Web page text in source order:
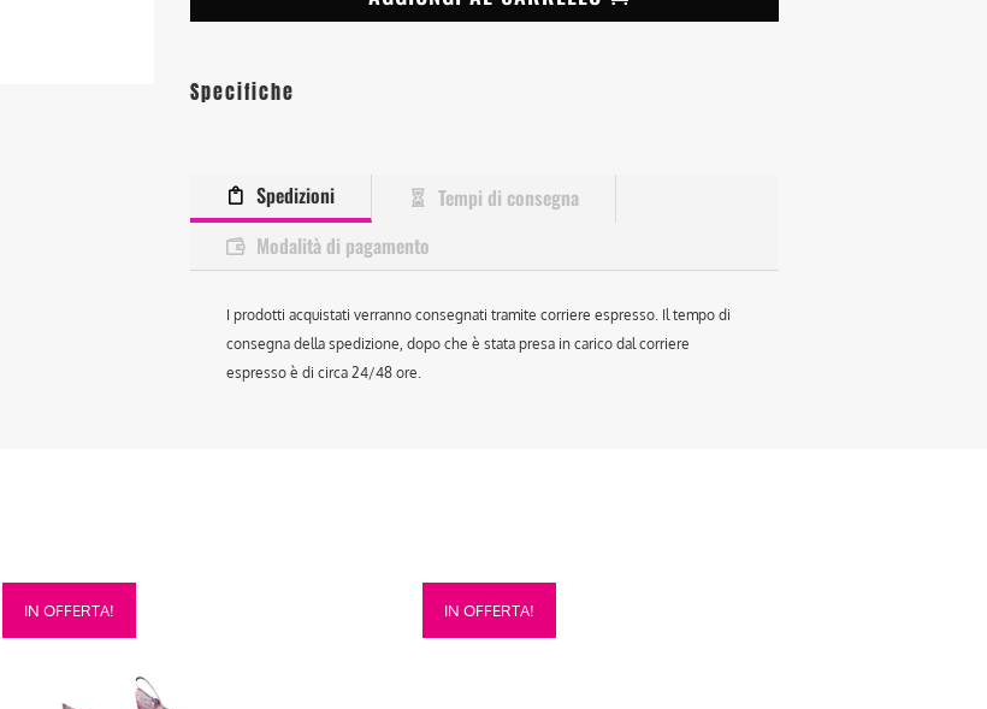
Specifiche
Spedizioni
Tempi di consegna
Modalità di pagamento
I prodotti acquistati verranno consegnati tramite corriere espresso. Il tempo di
consegna della spedizione, dopo che è stata presa in carico dal corriere
espresso è di circa 24/48 ore.
IN OFFERTA!
Questo
prodotto
IN OFFERTA!
Questo
prodotto